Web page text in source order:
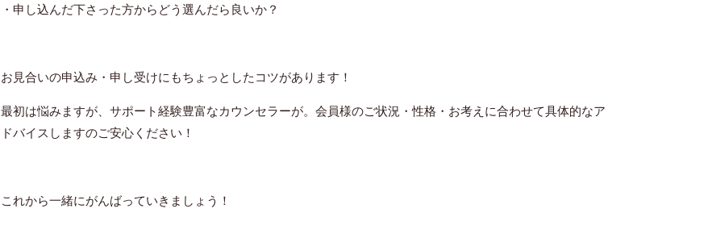
・申し込んだ下さった方からどう選んだら良いか？
お見合いの申込み・申し受けにもちょっとしたコツがあります！
最初は悩みますが、サポート経験豊富なカウンセラーが。会員様のご状況・性格・お考えに合わせて具体的なア
ドバイスしますのご安心ください！
これから一緒にがんばっていきましょう！